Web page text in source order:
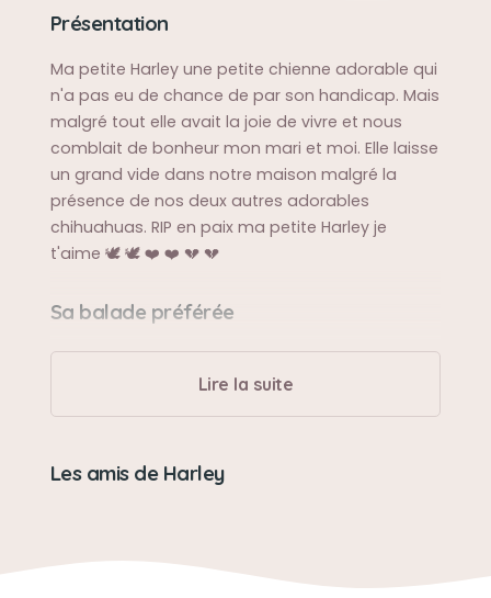
Présentation
Ma petite Harley une petite chienne adorable qui
n'a pas eu de chance de par son handicap. Mais
malgré tout elle avait la joie de vivre et nous
comblait de bonheur mon mari et moi. Elle laisse
un grand vide dans notre maison malgré la
présence de nos deux autres adorables
chihuahuas. RIP en paix ma petite Harley je
t'aime 🕊️ 🕊️ ❤️ ❤️ 💔 💔
Sa balade préférée
Nous avons un camping-car elle adorait partir
se promener en camping-car
Quand elle avait encore l'usage de ces pattes,
Lire la suite
Les amis de Harley